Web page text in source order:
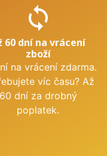
sync
60 dní na vrácení
zboží
na vrácení zdarma.
víc času? Až
60 dní za drobný
poplatek.